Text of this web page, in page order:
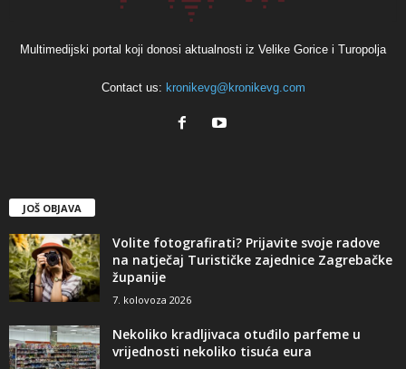
Multimedijski portal koji donosi aktualnosti iz Velike Gorice i Turopolja
Contact us: kronikevg@kronikevg.com
JOŠ OBJAVA
Volite fotografirati? Prijavite svoje radove
na natječaj Turističke zajednice Zagrebačke
županije
7. kolovoza 2026
Nekoliko kradljivaca otuđilo parfeme u
vrijednosti nekoliko tisuća eura